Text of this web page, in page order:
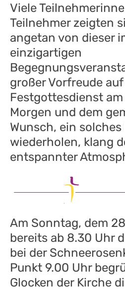
Viele
Teilnehmer zeigten
angetan von dieser
einzigartigen
großer Vorfreude
Festgottesdienst
Morgen und dem
Wunsch, ein
wiederholen, klang
entspannter
Am Sonntag, dem
bereits ab 8.30 Uhr
bei der
Punkt 9.00 Uhr
Glocken der Kirche